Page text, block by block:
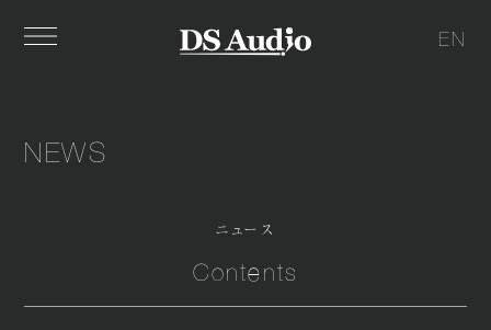
EN
NEWS
ニュース
Contents